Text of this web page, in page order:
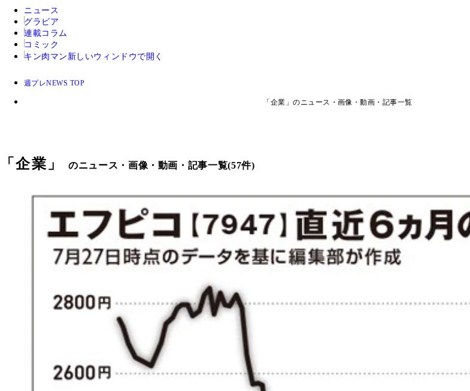
ニュース
グラビア
連載コラム
コミック
キン肉マン 新しいウィンドウで開く
週プレNEWS TOP
「企業」のニュース・画像・動画・記事一覧
「企業 」のニュース・画像・動画・記事一覧(57件)